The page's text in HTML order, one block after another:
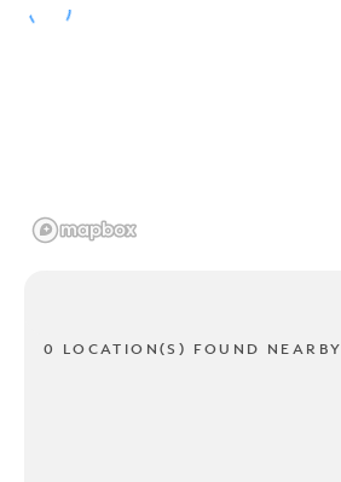
0 LOCATION(S) FOUND NEARBY